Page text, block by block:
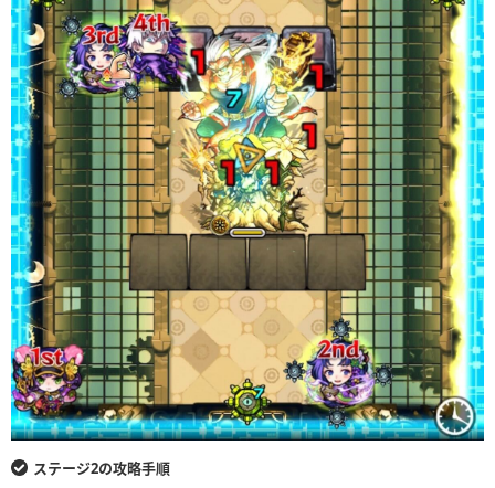
ステージ2の攻略手順